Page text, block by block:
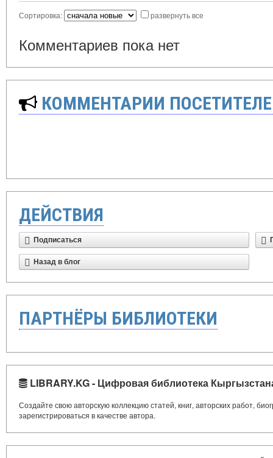
Сортировка: развернуть все
Комментариев пока нет
КОММЕНТАРИИ
ДЕЙСТВИЯ
Подписаться
Назад в блог
ПАРТНЁРЫ БИБЛИОТЕКИ
LIBRARY.KG - Цифровая библиотека
Создайте свою авторскую коллекцию статей, книг, авторских работ,
зарегистрироваться в качестве автора.